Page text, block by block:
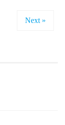
Next »